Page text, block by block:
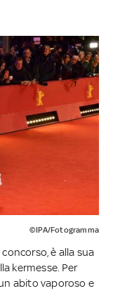
©IPA/Fotogramma
è alla sua
kermesse. Per
abito vaporoso e